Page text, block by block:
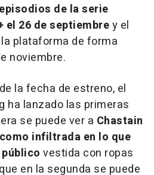
de la serie
el 26 de septiembrey el
plataforma de forma
noviembre.
la fecha de estreno, el
ha lanzado las primeras
se puede ver a Chastain
infiltrada en lo que
vestida con ropas
en la segunda se puede